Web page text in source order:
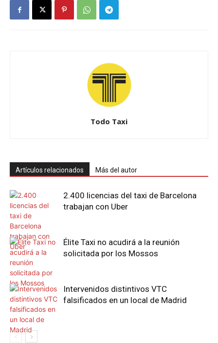
Todo Taxi
Artículos relacionados Más del autor
2.400 licencias del taxi de Barcelona
trabajan con Uber
Élite Taxi no acudirá a la reunión
solicitada por los Mossos
Intervenidos distintivos VTC
falsificados en un local de Madrid